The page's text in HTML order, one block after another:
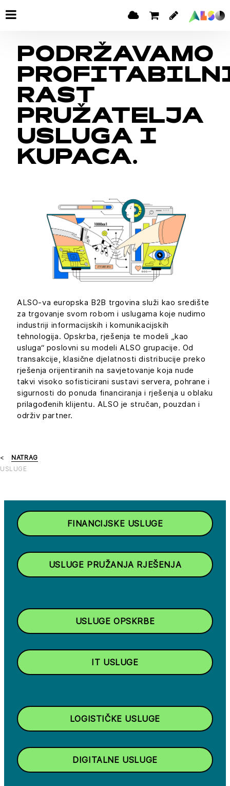
PODRŽAVAMO
RAST
PRUŽATELJA
USLUGA I
KUPACA.
ALSO-va europska B2B trgovina služi kao središte
za trgovanje svom robom i uslugama koje nudimo
industriji informacijskih i komunikacijskih
tehnologija. Opskrba, rješenja te modeli „kao
usluga“ poslovni su modeli ALSO grupacije. Od
transakcije, klasične djelatnosti distribucije preko
rješenja orijentiranih na savjetovanje koja nude
takvi visoko sofisticirani sustavi servera, pohrane i
sigurnosti do ponuda financiranja i rješenja u oblaku
prilagođenih klijentu. ALSO je stručan, pouzdan i
održiv partner.
NATRAG
USLUGE
FINANCIJSKE USLUGE
USLUGE PRUŽANJA RJEŠENJA
USLUGE OPSKRBE
IT USLUGE
LOGISTIČKE USLUGE
DIGITALNE USLUGE